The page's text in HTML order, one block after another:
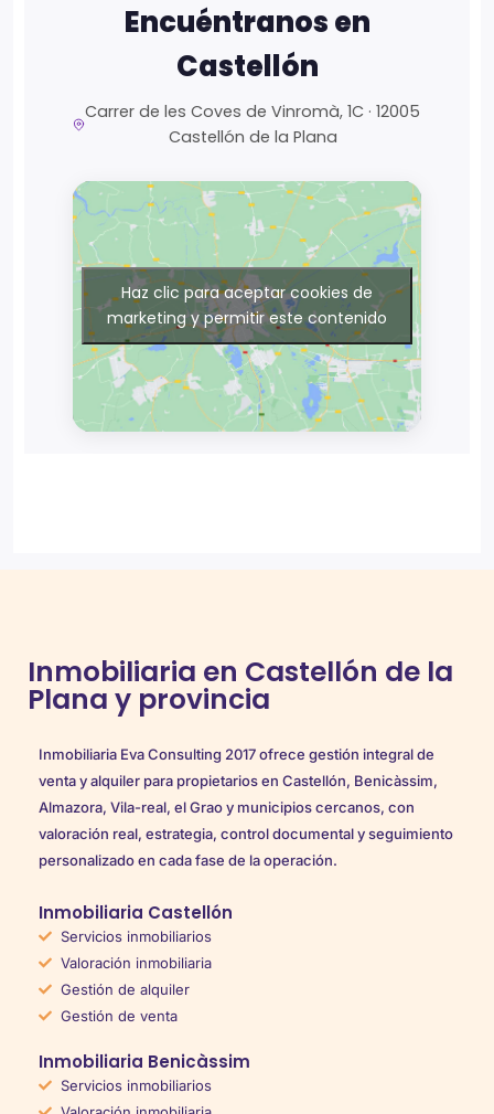
Encuéntranos en
Castellón
Carrer de les Coves de Vinromà, 1C · 12005
Castellón de la Plana
Haz clic para aceptar cookies de
marketing y permitir este contenido
Inmobiliaria en Castellón de la
Plana y provincia
Inmobiliaria Eva Consulting 2017 ofrece gestión integral de
venta y alquiler para propietarios en Castellón, Benicàssim,
Almazora, Vila-real, el Grao y municipios cercanos, con
valoración real, estrategia, control documental y seguimiento
personalizado en cada fase de la operación.
Inmobiliaria Castellón
Servicios inmobiliarios
Valoración inmobiliaria
Gestión de alquiler
Gestión de venta
Inmobiliaria Benicàssim
Servicios inmobiliarios